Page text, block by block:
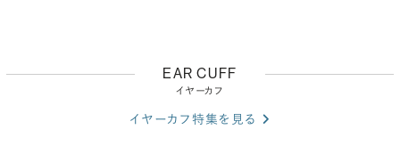
EAR CUFF
イヤーカフ
イヤーカフ特集を見る